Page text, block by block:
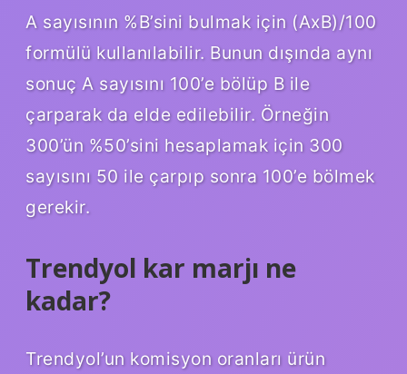
A sayısının %B’sini bulmak için (AxB)/100
formülü kullanılabilir. Bunun dışında aynı
sonuç A sayısını 100’e bölüp B ile
çarparak da elde edilebilir. Örneğin
300’ün %50’sini hesaplamak için 300
sayısını 50 ile çarpıp sonra 100’e bölmek
gerekir.
Trendyol kar marjı ne
kadar?
Trendyol’un komisyon oranları ürün